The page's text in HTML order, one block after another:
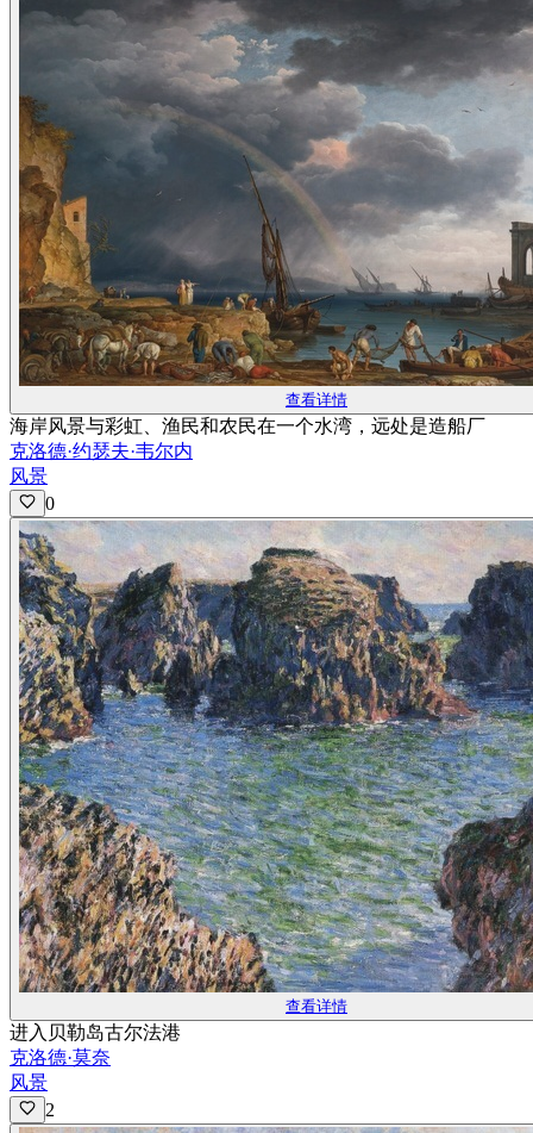
查看详情
海岸风景与彩虹、渔民和农民在一个水湾，远处是造船厂
克洛德·约瑟夫·韦尔内
风景
0
查看详情
进入贝勒岛古尔法港
克洛德·莫奈
风景
2